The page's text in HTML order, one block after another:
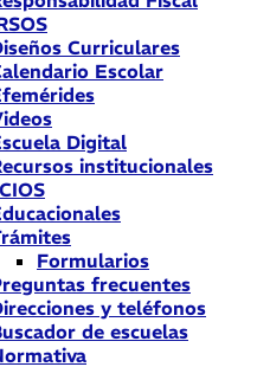
Curriculares
Escolar
Digital
institucionales
Formularios
frecuentes
y teléfonos
de escuelas